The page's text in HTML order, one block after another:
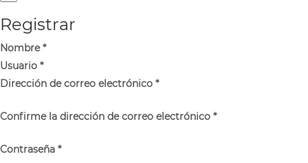
Registrar
Nombre*
Usuario *
Dirección de correo electrónico *
Confirme la dirección de correo electrónico *
Contraseña *